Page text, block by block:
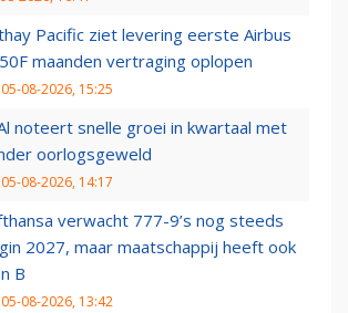
Pacific ziet levering eerste Airbus
maanden vertraging oplopen
05-08-2026, 15:25
noteert snelle groei in kwartaal met
oorlogsgeweld
05-08-2026, 14:17
verwacht 777-9’s nog steeds
2027, maar maatschappij heeft ook
B
05-08-2026, 13:42